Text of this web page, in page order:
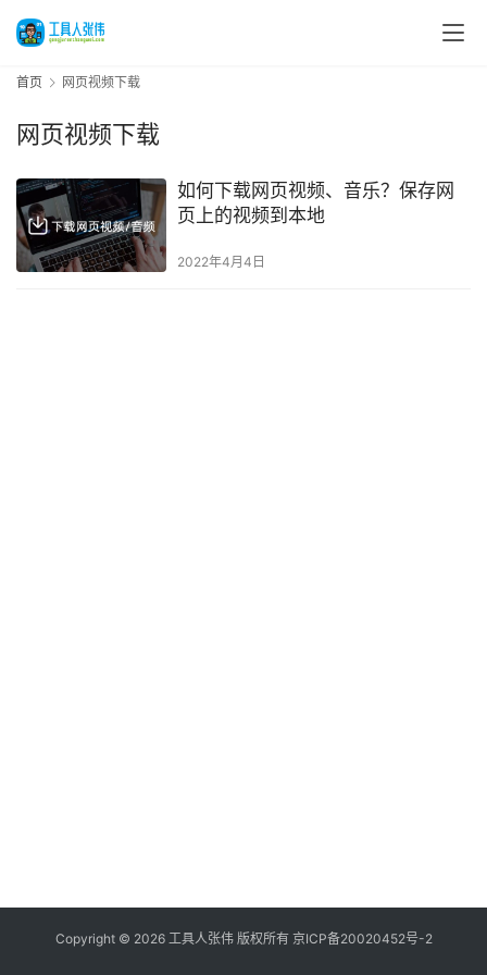
首页 网页视频下载
网页视频下载
如何下载网页视频、音乐？保存网
页上的视频到本地
2022年4月4日
Copyright © 2026 工具人张伟版权所有 京ICP备20020452号-2